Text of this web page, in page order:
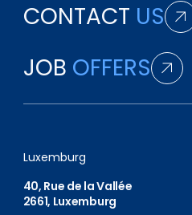
CONTACT US
JOB OFFERS
Luxemburg
40, Rue de la Vallée
2661, Luxemburg